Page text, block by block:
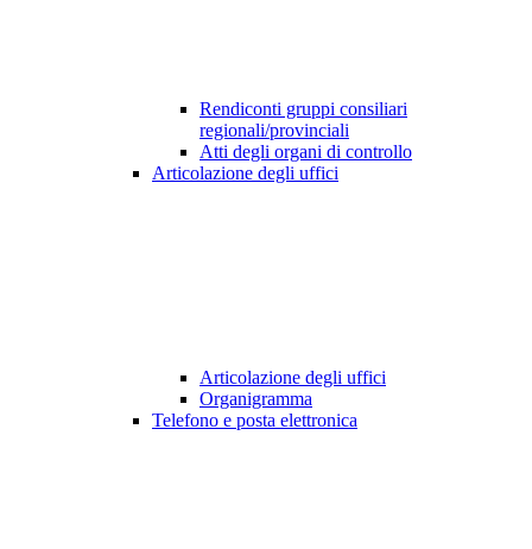
Rendiconti gruppi consiliari
regionali/provinciali
Atti degli organi di controllo
Articolazione degli uffici
Articolazione degli uffici
Organigramma
Telefono e posta elettronica